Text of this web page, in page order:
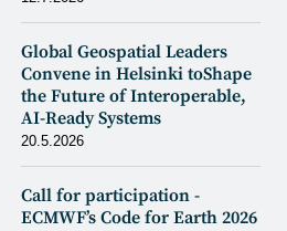
Global Geospatial Leaders
Convene in Helsinki toShape
the Future of Interoperable,
AI-Ready Systems
20.5.2026
Call for participation -
ECMWF’s Code for Earth 2026